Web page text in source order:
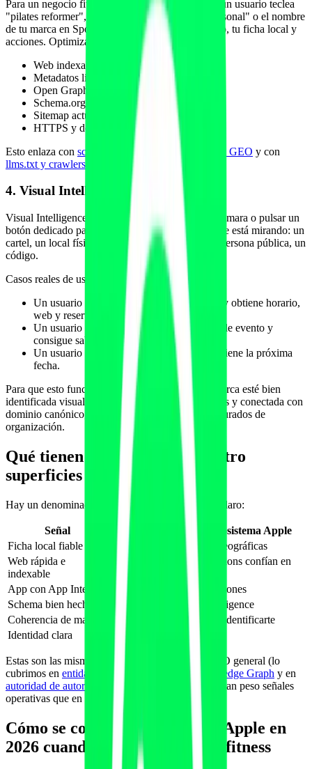
Para un negocio fitness eso significa que cuando un usuario teclea
"pilates reformer", "fisio rodilla", "entrenador personal" o el nombre
de tu marca en Spotlight, puede ver tu web, tu app, tu ficha local y
acciones. Optimizar este canal pasa por:
Web indexable y rápida (Core Web Vitals).
Metadatos limpios.
Open Graph y Twitter Cards bien hechos.
Schema.org local y de servicios.
Sitemap actualizado.
HTTPS y dominio estable.
Esto enlaza con schema y datos estructurados para GEO y con
llms.txt y crawlers IA
4. Visual Intelligence
Visual Intelligence permite al usuario apuntar la cámara o pulsar un
botón dedicado para obtener información de lo que está mirando: un
cartel, un local físico, un producto, un texto, una persona pública, un
código.
Casos reales de uso para fitness:
Un usuario apunta al rótulo de tu gimnasio y obtiene horario,
web y reservas.
Un usuario apunta al logo en una camiseta de evento y
consigue saber de qué centro es.
Un usuario apunta a un cartel de clase y obtiene la próxima
fecha.
Para que esto funcione, lo importante es que tu marca esté bien
identificada visualmente, registrada en Apple Maps y conectada con
dominio canónico, foto de fachada y datos estructurados de
organización.
Qué tienen en común estas cuatro
superficies
Hay un denominador común que conviene tener claro:
Señal
Por qué pesa en el ecosistema Apple
Ficha local fiable
Es la base de respuestas geográficas
Web rápida e
indexable
Spotlight y Safari Suggestions confían en
ella
App con App Intents
Permite a Siri ejecutar acciones
Schema bien hecho
Da contexto a Apple Intelligence
Coherencia de marca
Visual Intelligence puede identificarte
Identidad clara
Mejora desambiguación
Estas son las mismas señales que ya pesan en GEO general (lo
cubrimos en entidad de marca, Wikidata y Knowledge Graph y en
autoridad de autor y E-E-A-T
). Pero en Apple ganan peso señales
operativas que en otros motores eran secundarias.
Cómo se comporta un usuario Apple en
2026 cuando busca un servicio fitness